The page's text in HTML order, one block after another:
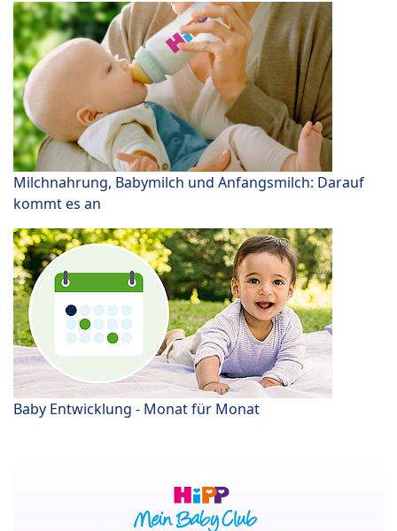
Milchnahrung, Babymilch und Anfangsmilch: Darauf
kommt es an
Baby Entwicklung - Monat für Monat